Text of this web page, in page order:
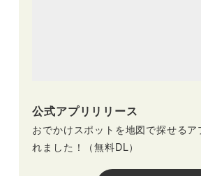
公式アプリリリース
おでかけスポットを地図で探せるア
れました！（無料DL）